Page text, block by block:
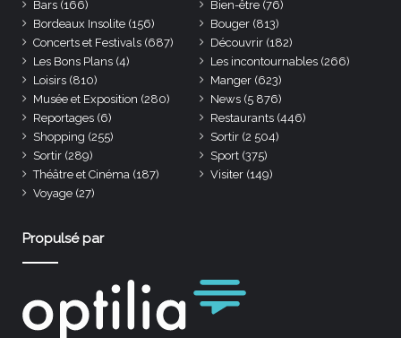
Bars (166) Bien-être (76)
Bordeaux Insolite (156) Bouger (813)
Concerts et Festivals (687) Découvrir (182)
Les Bons Plans (4) Les incontournables (266)
Loisirs (810) Manger (623)
Musée et Exposition (280) News (5 876)
Reportages (6) Restaurants (446)
Shopping (255) Sortir (2 504)
Sortir (289) Sport (375)
Théâtre et Cinéma (187) Visiter (149)
Voyage (27)
Propulsé par